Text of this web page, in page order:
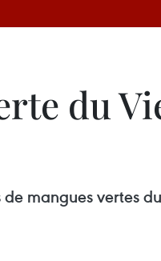
du
mangues vertes